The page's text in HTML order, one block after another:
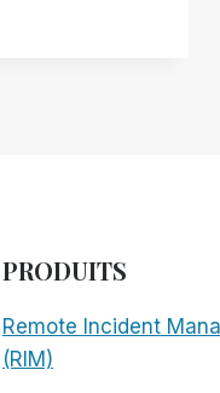
PRODUITS
Remote Incident
(RIM)